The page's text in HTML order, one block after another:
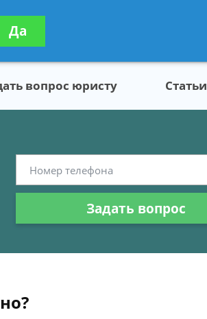
бесплатно
вопрос юристу Статьи
Задать вопрос
Да